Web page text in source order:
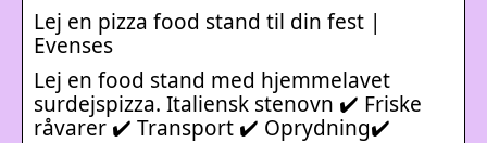
Lej en pizza food stand til din fest |
Evenses
Lej en food stand med hjemmelavet
surdejspizza. Italiensk stenovn ✔️ Friske
råvarer ✔️ Transport ✔️ Oprydning✔️